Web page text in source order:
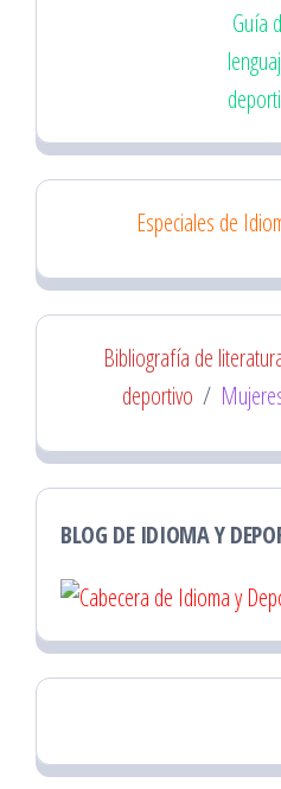
Guía
Especiales de
Bibliografía de
deportivo /
BLOG DE IDIOMA Y